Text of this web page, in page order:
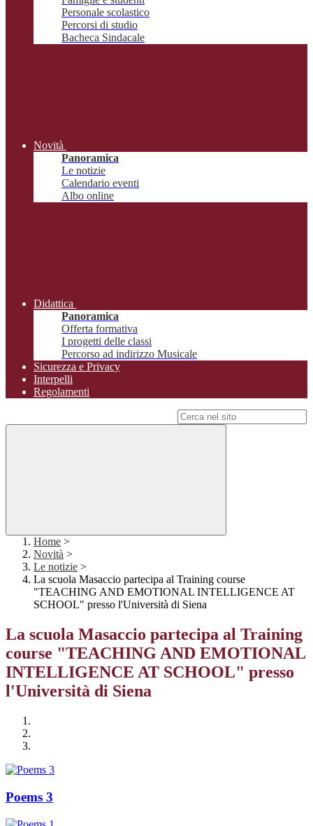
Personale scolastico
Percorsi di studio
Bacheca Sindacale
Novità
Panoramica
Le notizie
Calendario eventi
Albo online
Didattica
Panoramica
Offerta formativa
I progetti delle classi
Percorso ad indirizzo Musicale
Sicurezza e Privacy
Interpelli
Regolamenti
Home >
Novità >
Le notizie >
La scuola Masaccio partecipa al Training course
"TEACHING AND EMOTIONAL INTELLIGENCE AT
SCHOOL" presso l'Università di Siena
La scuola Masaccio partecipa al Training
course "TEACHING AND EMOTIONAL
INTELLIGENCE AT SCHOOL" presso
l'Università di Siena
Poems 3